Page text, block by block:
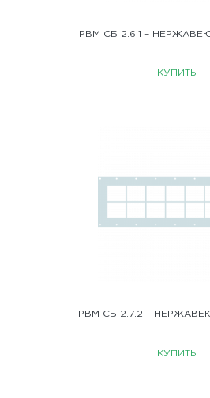
РВМ СБ 2.6.1 –
КУПИТЬ
РВМ СБ 2.7.2 –
КУПИТЬ